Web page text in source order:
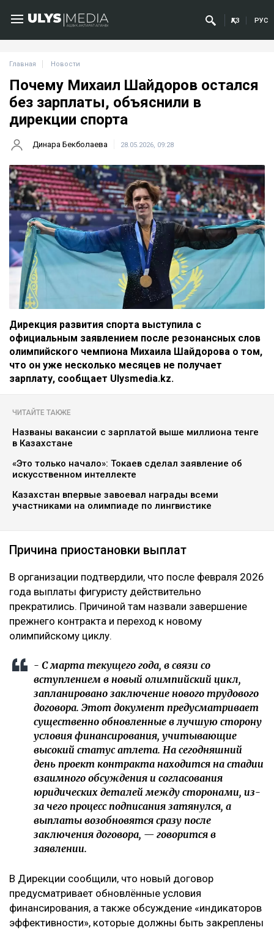
ҚАЗ РУС
Главная Новости
Почему Михаил Шайдоров остался
без зарплаты, объяснили в
дирекции спорта
Динара Бекболаева 28.05.2026, 09:28
Дирекция развития спорта выступила с
официальным заявлением после резонансных слов
олимпийского чемпиона Михаила Шайдорова о том,
что он уже несколько месяцев не получает
зарплату, сообщает Ulysmedia.kz.
ЧИТАЙТЕ ТАКЖЕ
Названы вакансии с зарплатой выше миллиона тенге
в Казахстане
«Это только начало»: Токаев сделал заявление об
искусственном интеллекте
Казахстан впервые завоевал награды всеми
участниками на олимпиаде по лингвистике
Причина приостановки выплат
В организации подтвердили, что после февраля 2026
года выплаты фигуристу действительно
прекратились. Причиной там назвали завершение
прежнего контракта и переход к новому
олимпийскому циклу.
- С марта текущего года, в связи со
вступлением в новый олимпийский цикл,
запланировано заключение нового трудового
договора. Этот документ предусматривает
существенно обновленные в лучшую сторону
условия финансирования, учитывающие
высокий статус атлета. На сегодняшний
день проект контракта находится на стадии
взаимного обсуждения и согласования
юридических деталей между сторонами, из-
за чего процесс подписания затянулся, а
выплаты возобновятся сразу после
заключения договора, — говорится в
заявлении.
В Дирекции сообщили, что новый договор
предусматривает обновлённые условия
финансирования, а также обсуждение «индикаторов
эффективности», которые должны быть закреплены